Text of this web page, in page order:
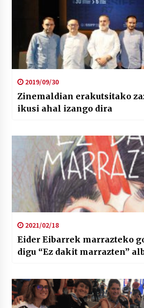
2019/09/30
Zinemaldian erakutsitako
ikusi ahal izango dira
2021/02/18
Eider Eibarrek marrazteko
digu “Ez dakit marrazten”